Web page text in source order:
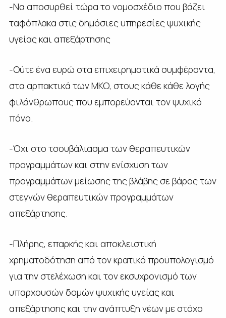
-Να αποσυρθεί τώρα το νομοσχέδιο που βάζει
ταφόπλακα στις δημόσιες υπηρεσίες ψυχικής
υγείας και απεξάρτησης
-Ούτε ένα ευρώ στα επιχειρηματικά συμφέροντα,
στα αρπακτικά των ΜΚΟ, στους κάθε κάθε λογής
φιλάνθρωπους που εμπορεύονται τον ψυχικό
πόνο.
-Όχι στο τσουβάλιασμα των θεραπευτικών
προγραμμάτων και στην ενίσχυση των
προγραμμάτων μείωσης της βλάβης σε βάρος των
στεγνών θεραπευτικών προγραμμάτων
απεξάρτησης.
-Πλήρης, επαρκής και αποκλειστική
χρηματοδότηση από τον κρατικό προϋπολογισμό
για την στελέχωση και τον εκσυχρονισμό των
υπαρχουσών δομών ψυχικής υγείας και
απεξάρτησης και την ανάπτυξη νέων με στόχο